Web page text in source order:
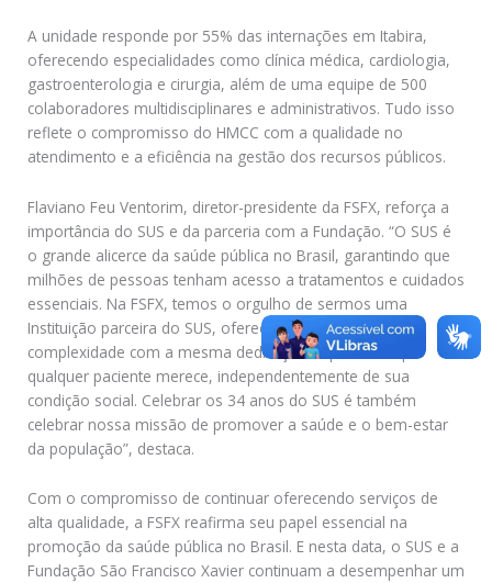
A unidade responde por 55% das internações em Itabira,
oferecendo especialidades como clínica médica, cardiologia,
gastroenterologia e cirurgia, além de uma equipe de 500
colaboradores multidisciplinares e administrativos. Tudo isso
reflete o compromisso do HMCC com a qualidade no
atendimento e a eficiência na gestão dos recursos públicos.
Flaviano Feu Ventorim, diretor-presidente da FSFX, reforça a
importância do SUS e da parceria com a Fundação. “O SUS é
o grande alicerce da saúde pública no Brasil, garantindo que
milhões de pessoas tenham acesso a tratamentos e cuidados
essenciais. Na FSFX, temos o orgulho de sermos uma
Instituição parceira do SUS, oferecendo serviços de alta
complexidade com a mesma dedicação e qualidade que
qualquer paciente merece, independentemente de sua
condição social. Celebrar os 34 anos do SUS é também
celebrar nossa missão de promover a saúde e o bem-estar
da população”, destaca.
Com o compromisso de continuar oferecendo serviços de
alta qualidade, a FSFX reafirma seu papel essencial na
promoção da saúde pública no Brasil. E nesta data, o SUS e a
Fundação São Francisco Xavier continuam a desempenhar um